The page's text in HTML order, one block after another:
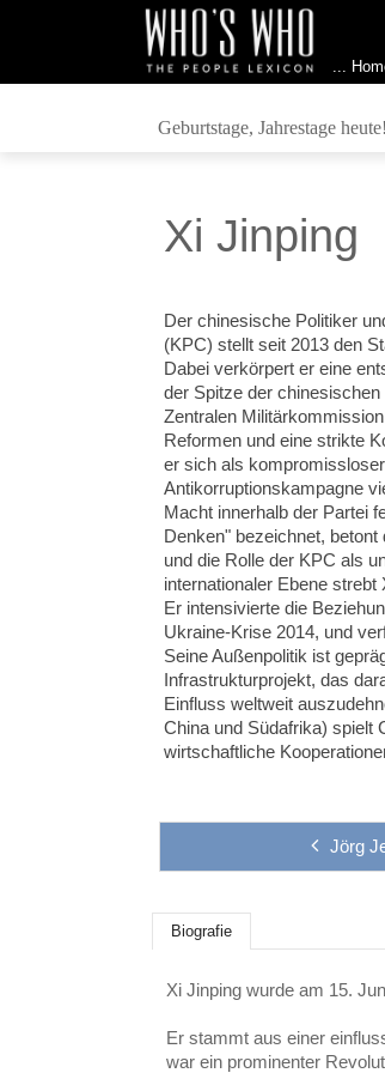
...
Geburtstage, Jahrestage
Xi Jinping
Der chinesische Politiker
(KPC) stellt seit 2013 den
Dabeiverkörpert er eine
der Spitze der
Zentralen
Reformen und eine strikte
er sich als
Antikorruptionskampagne
Macht innerhalb der Partei
Denken" bezeichnet,
und die Rolle der KPC als
internationaler Ebene
Er intensivierte die
Ukraine-Krise 2014, und
Seine Außenpolitik ist
Infrastrukturprojekt, das
Einfluss weltweit
China und Südafrika) spielt
wirtschaftliche
Jörg
Biografie
Xi Jinping wurde am 15.
Er stammt aus einer
war ein prominenter